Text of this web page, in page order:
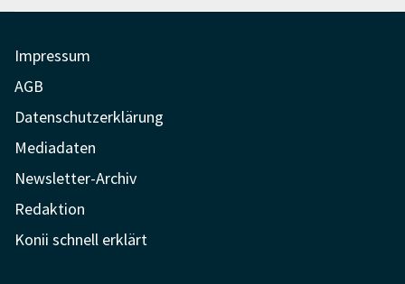
Impressum
AGB
Datenschutzerklärung
Mediadaten
Newsletter-Archiv
Redaktion
Konii schnell erklärt